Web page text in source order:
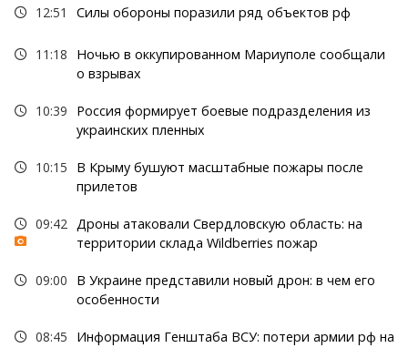
12:51 Силы обороны поразили ряд объектов рф
11:18
Ночью в оккупированном Мариуполе сообщали
о взрывах
10:39
Россия формирует боевые подразделения из
украинских пленных
10:15
В Крыму бушуют масштабные пожары после
прилетов
09:42
Дроны атаковали Свердловскую область: на
территории склада Wildberries пожар
09:00
В Украине представили новый дрон: в чем его
особенности
08:45
Информация Генштаба ВСУ: потери армии рф на